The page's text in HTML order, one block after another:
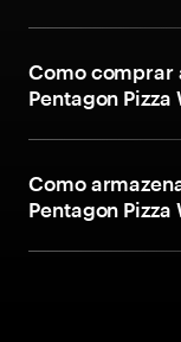
Como comprar
Pentagon Pizza
Como
Pentagon